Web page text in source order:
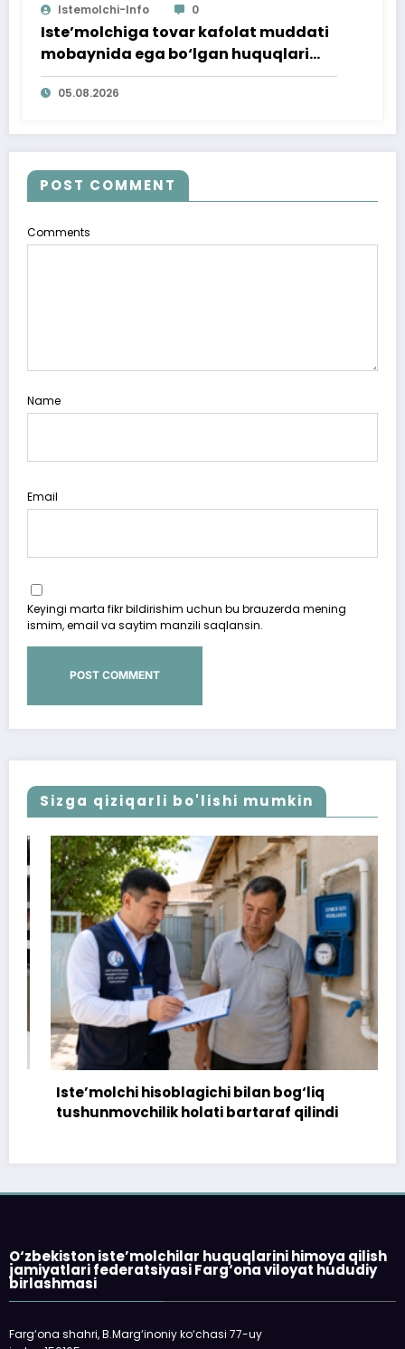
Istemolchi-Info 0
Iste’molchiga tovar kafolat muddati
mobaynida ega bo‘lgan huquqlari
ta’minlab berildi
05.08.2026
POST COMMENT
Comments
Name
Email
Keyingi marta fikr bildirishim uchun bu brauzerda mening
ismim, email va saytim manzili saqlansin.
Sizga qiziqarli bo'lishi mumkin
Iste’molchi hisoblagichi bilan bog‘liq
tushunmovchilik holati bartaraf qilindi
O‘zbekiston iste’molchilar huquqlarini himoya qilish
jamiyatlari federatsiyasi Farg‘ona viloyat hududiy
birlashmasi
Farg‘ona shahri, B.Marg‘inoniy ko‘chasi 77-uy